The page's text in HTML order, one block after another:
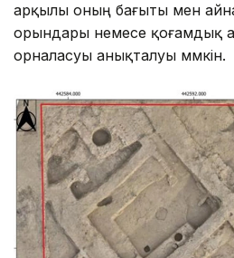
арқылы оның бағыты мен
орындары немесе қоғамдық
орналасуы анықталуы мүмкін.